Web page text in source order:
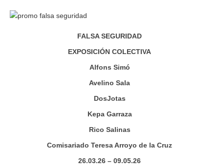
FALSA SEGURIDAD
EXPOSICIÓN COLECTIVA
Alfons Simó
Avelino Sala
DosJotas
Kepa Garraza
Rico Salinas
Comisariado Teresa Arroyo de la Cruz
26.03.26 – 09.05.26